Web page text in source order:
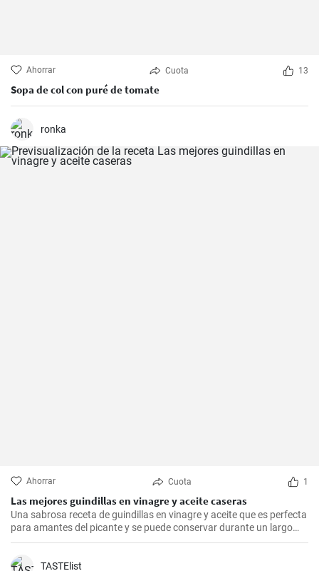
Ahorrar Cuota 13
Sopa de col con puré de tomate
ronka
Ahorrar Cuota 1
Las mejores guindillas en vinagre y aceite caseras
Una sabrosa receta de guindillas en vinagre y aceite que es perfecta
para amantes del picante y se puede conservar durante un largo
periodo de tiempo.
TASTElist